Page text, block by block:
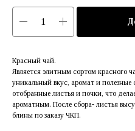
Красный чай.
Является элитным сортом красного
уникальный вкус, аромат и полезные
отобранные листья и почки, что
ароматным. После сбора- листья
блины по заказу ЧКП.